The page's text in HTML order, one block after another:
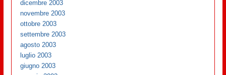
dicembre 2003
novembre 2003
ottobre 2003
settembre 2003
agosto 2003
luglio 2003
giugno 2003